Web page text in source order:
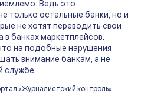
Ведь это
только остальные банки, но и
не хотят переводить свои
в банках маркетплейсов.
на подобные нарушения
внимание банкам, а не
службе.
«Журналистский контроль»